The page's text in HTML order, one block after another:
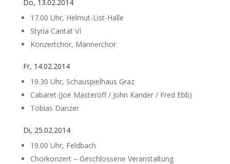
Do, 13.02.2014
17.00 Uhr, Helmut-List-Halle
Styria Cantat VI
Konzertchor, Männerchor
Fr, 14.02.2014
19.30 Uhr, Schauspielhaus Graz
Cabaret (Joe Masteroff / John Kander / Fred Ebb)
Tobias Danzer
Di, 25.02.2014
19.00 Uhr, Feldbach
Chorkonzert – Geschlossene Veranstaltung